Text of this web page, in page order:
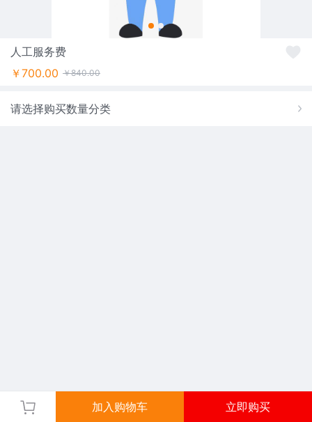
人工服务费
￥700.00 ￥840.00
请选择购买数量分类
加入购物车 立即购买